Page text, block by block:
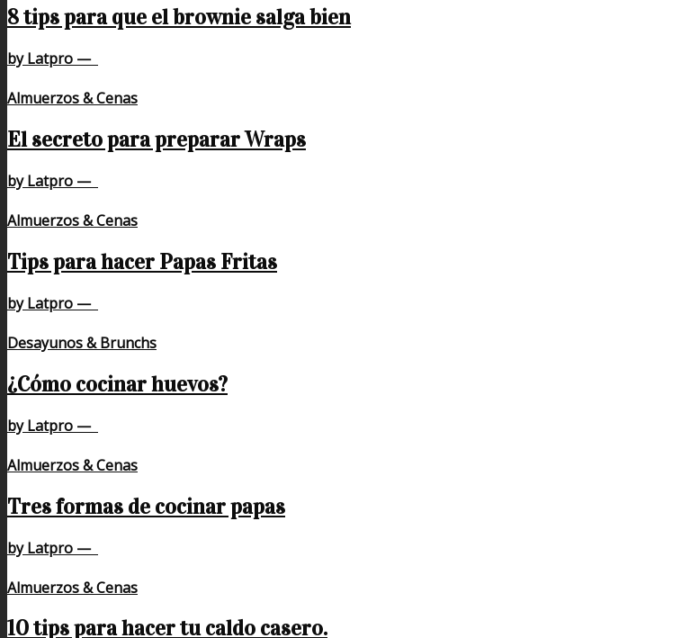
8 tips para que el brownie salga bien
by Latpro —
Almuerzos & Cenas
El secreto para preparar Wraps
by Latpro —
Almuerzos & Cenas
Tips para hacer Papas Fritas
by Latpro —
Desayunos & Brunchs
¿Cómo cocinar huevos?
by Latpro —
Almuerzos & Cenas
Tres formas de cocinar papas
by Latpro —
Almuerzos & Cenas
10 tips para hacer tu caldo casero.